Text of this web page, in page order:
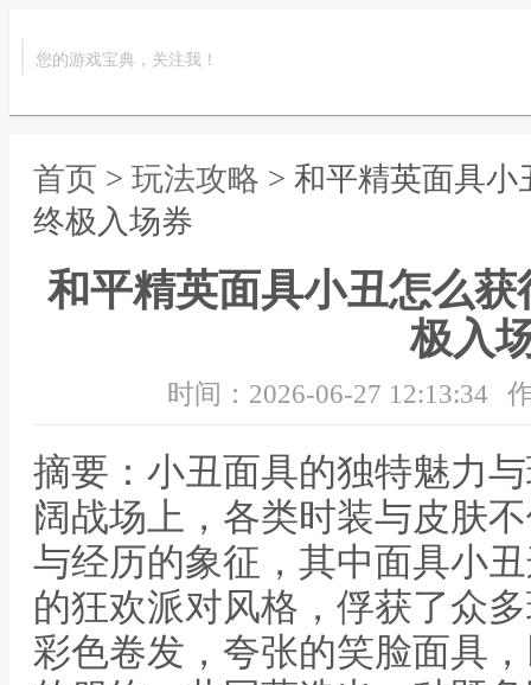
您的游戏宝典，关注我！
首页 > 玩法攻略 > 和平精英面具
终极入场券
和平精英面具小丑怎么
极入
时间：2026-06-27 12:13:34
摘要：小丑面具的独特魅力
阔战场上，各类时装与皮肤
与经历的象征，其中面具小
的狂欢派对风格，俘获了众
彩色卷发，夸张的笑脸面具